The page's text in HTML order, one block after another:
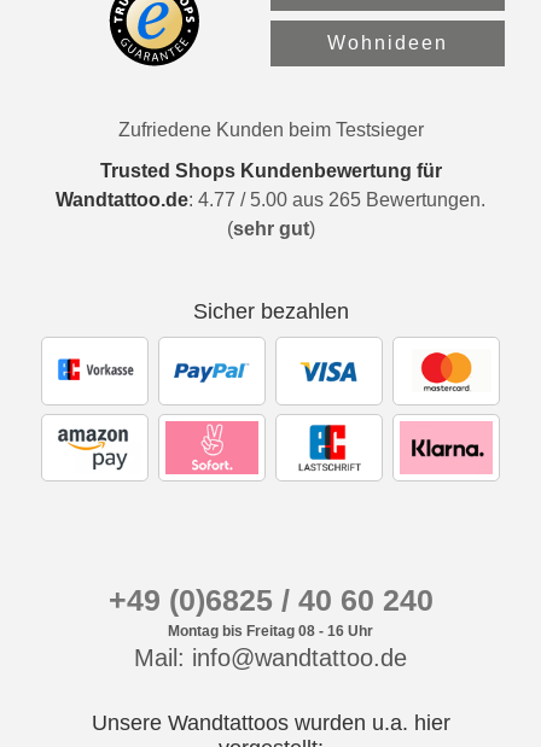
Wohnideen
Zufriedene Kunden beim Testsieger
Trusted Shops Kundenbewertung für
Wandtattoo.de: 4.77 / 5.00 aus 265 Bewertungen.
(sehr gut)
Sicher bezahlen
+49 (0)6825 / 40 60 240
Montag bis Freitag 08 - 16 Uhr
Mail: info@wandtattoo.de
Unsere Wandtattoos wurden u.a. hier